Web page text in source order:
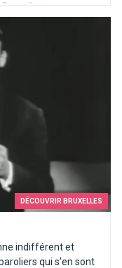
DÉCOUVRIR BRUXELLES
indifférent et
qui s’en sont